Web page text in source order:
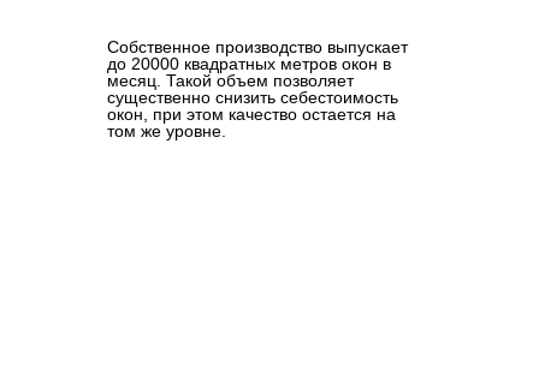
Собственное производство выпускает
до 20000 квадратных метров окон в
месяц. Такой объем позволяет
существенно снизить себестоимость
окон, при этом качество остается на
том же уровне.